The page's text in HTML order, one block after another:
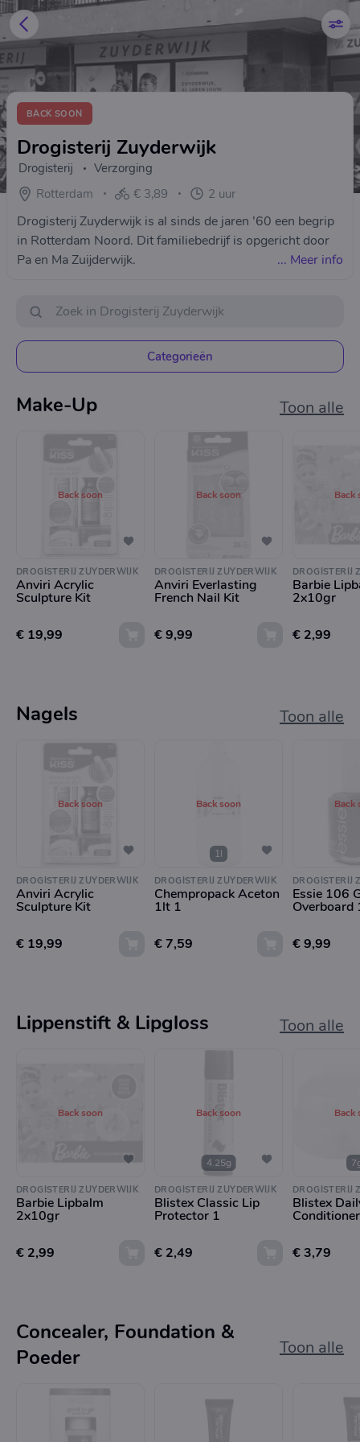
BACK SOON
Drogisterij Zuyderwijk
Drogisterij
Verzorging
Rotterdam
€ 3,89 2 uur
Drogisterij Zuyderwijk is al sinds de jaren ’60 een begrip
in Rotterdam Noord. Dit familiebedrijf is opgericht door
Pa en Ma Zuijderwijk.
... Meer info
Categorieën
Make-Up Toon alle
Back soon
DROGISTERIJ ZUYDERWIJK
Anviri Acrylic
Sculpture Kit
€ 19,99
Back soon
DROGISTERIJ ZUYDERWIJK
Anviri Everlasting
French Nail Kit
€ 9,99
Back
DROGISTERIJ
Barbie
2x10gr
€ 2,99
Nagels Toon alle
Back soon
DROGISTERIJ ZUYDERWIJK
Anviri Acrylic
Sculpture Kit
€ 19,99
1l
Back soon
DROGISTERIJ ZUYDERWIJK
Chempropack Aceton
1lt 1
€ 7,59
Back
DROGISTERIJ
Essie 106
Overboard
€ 9,99
Lippenstift & Lipgloss Toon alle
Back soon
DROGISTERIJ ZUYDERWIJK
Barbie Lipbalm
2x10gr
€ 2,99
4.25g
Back soon
DROGISTERIJ ZUYDERWIJK
Blistex Classic Lip
Protector 1
€ 2,49
Back
DROGISTERIJ
Blistex
€ 3,79
Concealer, Foundation &
Poeder
Toon alle